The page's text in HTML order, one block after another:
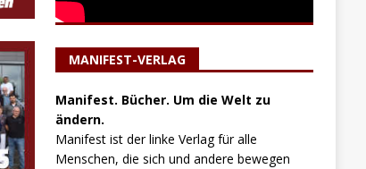
MANIFEST-VERLAG
Manifest. Bücher. Um die Welt zu
ändern.
Manifest ist der linke Verlag für alle
Menschen, die sich und andere bewegen